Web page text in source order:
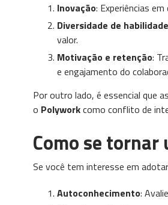
Inovação: Experiências
Diversidade de
valor.
Motivação e retenção:
e engajamento do
Por outro lado, é essencial que
o Polyworkcomo conflito de
Como se
Se você tem interesse em
Autoconhecimento: